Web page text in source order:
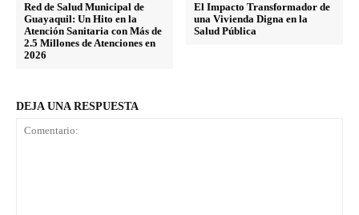
Red de Salud Municipal de
Guayaquil: Un Hito en la
Atención Sanitaria con Más de
2.5 Millones de Atenciones en
2026
El Impacto Transformador de
una Vivienda Digna en la
Salud Pública
DEJA UNA RESPUESTA